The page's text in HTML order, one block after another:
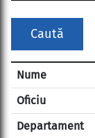
Caută